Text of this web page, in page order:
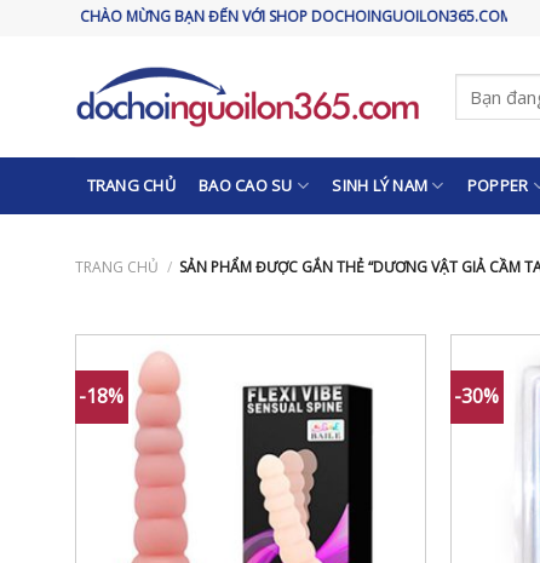
CHÀO MỪNG BẠN ĐẾN VỚI SHOP DOCHOINGUOILON365.COM
Tìm
kiếm:
TRANG CHỦ BAO CAO SU SINH LÝ NAM POPPER
TRANG CHỦ / SẢN PHẨM ĐƯỢC GẮN THẺ “DƯƠNG VẬT GIẢ CẦM
-18% -30%